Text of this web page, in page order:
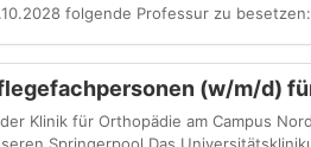
folgende Professur zu
(w/m/d)
Klinik für Orthopädie am Campus